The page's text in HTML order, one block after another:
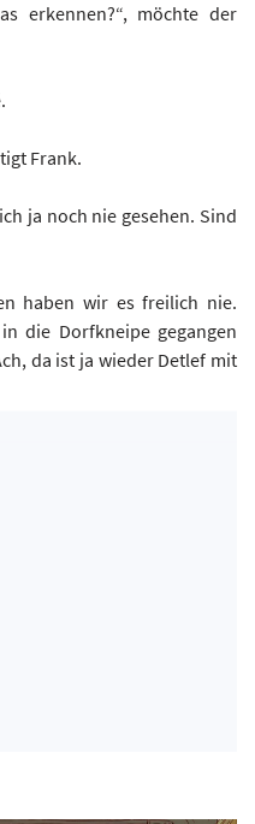
erkennen?“, möchte der
Frank.
ja noch nie gesehen. Sind
haben wir es freilich nie.
die Dorfkneipe gegangen
da ist ja wieder Detlef mit